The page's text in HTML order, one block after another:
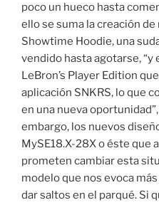
poco un hueco hasta
ello se suma la creación
Showtime Hoodie, una
vendido hasta agotarse,
LeBron’s Player Edition
aplicación SNKRS, lo que
en una nueva
embargo, los nuevos
MySE18.X-28X o éste que
prometen cambiar esta
modelo que nos evoca
dar saltos en el parqué. Si